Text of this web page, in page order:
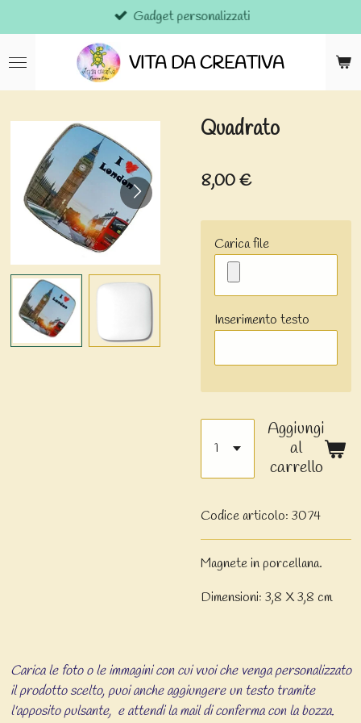
al
contenuto
VITA DA CREATIVA
Gadget personalizzati
Quadrato
8,00 €
Carica file
Inserimento testo
Aggiungi
al
carrello
Codice articolo: 3074
Magnete in porcellana.
Dimensioni: 3,8 X 3,8 cm
Carica le foto o le immagini con cui vuoi che venga personalizzato
il prodotto scelto, puoi anche aggiungere un testo tramite
l'apposito pulsante, e attendi la mail di conferma con la bozza.